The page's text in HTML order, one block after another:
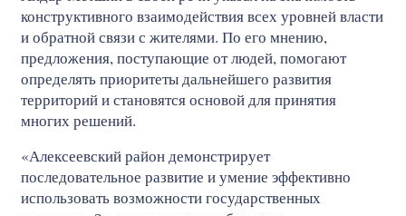
конструктивного взаимодействия всех уровней власти
и обратной связи с жителями. По его мнению,
предложения, поступающие от людей, помогают
определять приоритеты дальнейшего развития
территорий и становятся основой для принятия
многих решений.
«Алексеевский район демонстрирует
последовательное развитие и умение эффективно
использовать возможности государственных